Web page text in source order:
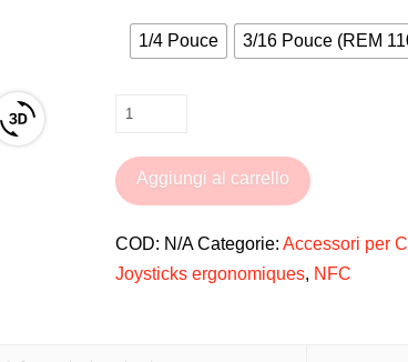
View
1/4 Pouce 3/16 Pouce (REM
Embout
joystick
Standard
pour
Aggiungi al carrello
COD: N/A Categorie: Accessori per
Joysticks ergonomiques, NFC